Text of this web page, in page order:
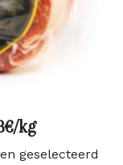
kg
geselecteerd